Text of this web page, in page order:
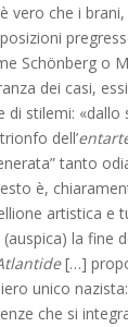
vero che i
Schönberg o
dei casi,
di stilemi: «dallo
dell’
tanto
è,
artistica e
la fine
[…]
unico
che si